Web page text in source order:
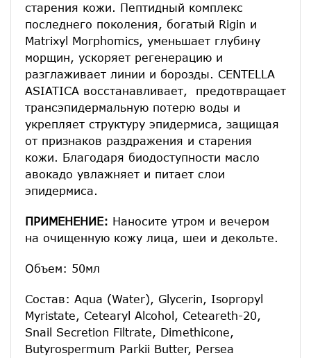
старения кожи. Пептидный комплекс
последнего поколения, богатый Rigin и
Matrixyl Morphomics, уменьшает глубину
морщин, ускоряет регенерацию и
разглаживает линии и борозды. CENTELLA
ASIATICA восстанавливает, предотвращает
трансэпидермальную потерю воды и
укрепляет структуру эпидермиса, защищая
от признаков раздражения и старения
кожи. Благодаря биодоступности масло
авокадо увлажняет и питает слои
эпидермиса.
ПРИМЕНЕНИЕ: Наносите утром и вечером
на очищенную кожу лица, шеи и декольте.
Объем: 50мл
Состав: Aqua (Water), Glycerin, Isopropyl
Myristate, Cetearyl Alcohol, Ceteareth-20,
Snail Secretion Filtrate, Dimethicone,
Butyrospermum Parkii Butter, Persea